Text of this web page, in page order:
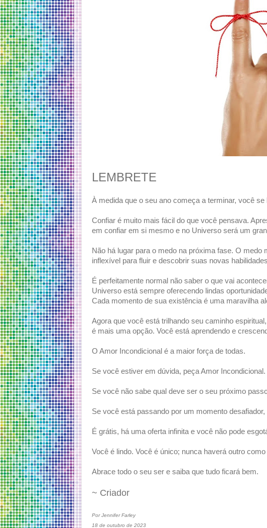
LEMBRETE
À medida que o seu ano começa a terminar, você
Confiar é muito mais fácil do que você pensava.
em confiar em si mesmo e no Universo será um
Não há lugar para o medo na próxima fase. O
inflexível para fluir e descobrir suas novas
É perfeitamente normal não saber o que vai
Universo está sempre oferecendo lindas
Cada momento de sua existência é uma maravilha
Agora que você está trilhando seu caminho
é mais uma opção. Você está aprendendo e
O Amor Incondicional é a maior força de todas.
Se você estiver em dúvida, peça Amor Incondicional.
Se você não sabe qual deve ser o seu próximo
Se você está passando por um momento
É grátis, há uma oferta infinita e você não pode
Você é lindo. Você é único; nunca haverá outro
Abrace todo o seu ser e saiba que tudo ficará bem.
~ Criador
Por Jennifer Farley
18 de outubro de 2023